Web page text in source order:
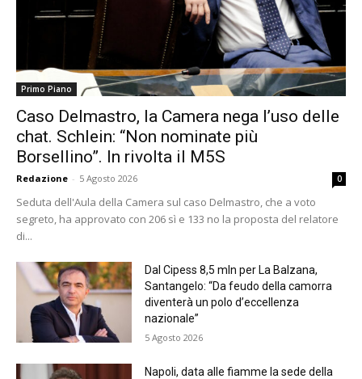
Primo Piano
Caso Delmastro, la Camera nega l’uso delle
chat. Schlein: “Non nominate più
Borsellino”. In rivolta il M5S
Redazione - 5 Agosto 2026 0
Seduta dell'Aula della Camera sul caso Delmastro, che a voto
segreto, ha approvato con 206 sì e 133 no la proposta del relatore
di...
Dal Cipess 8,5 mln per La Balzana,
Santangelo: “Da feudo della camorra
diventerà un polo d’eccellenza
nazionale”
5 Agosto 2026
Napoli, data alle fiamme la sede della